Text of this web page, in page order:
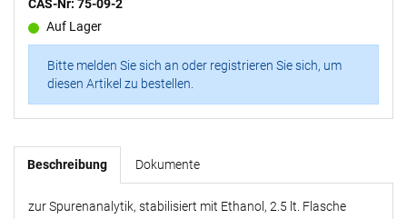
CAS-Nr: 75-09-2
Auf Lager
Bitte melden Sie sich an oder registrieren Sie sich, um
diesen Artikel zu bestellen.
Beschreibung Dokumente
zur Spurenanalytik, stabilisiert mit Ethanol, 2.5 lt. Flasche